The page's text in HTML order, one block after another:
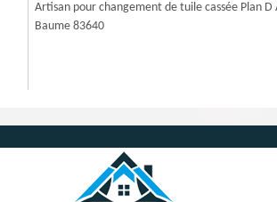
Artisan pour changement de tuile cassée Plan D
Baume 83640